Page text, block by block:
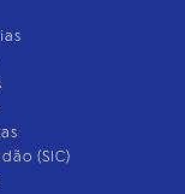
(SIC)